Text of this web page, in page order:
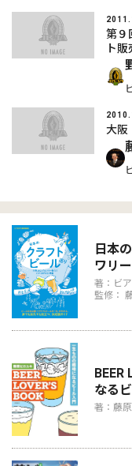
第９
ト
大阪
日本
ワリ
著：ビ
監修：
BEER
なる
著：藤